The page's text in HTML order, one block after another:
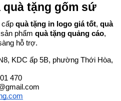
quà tặng gốm sứ
cấp quà tặng in logo giá tốt, quà
phẩm quà tặng quảng cáo,
hỗ trợ.
KDC ấp 5B, phường Thới Hòa,
470